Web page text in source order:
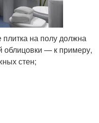
на полу должна
облицовки — к примеру,
стен;